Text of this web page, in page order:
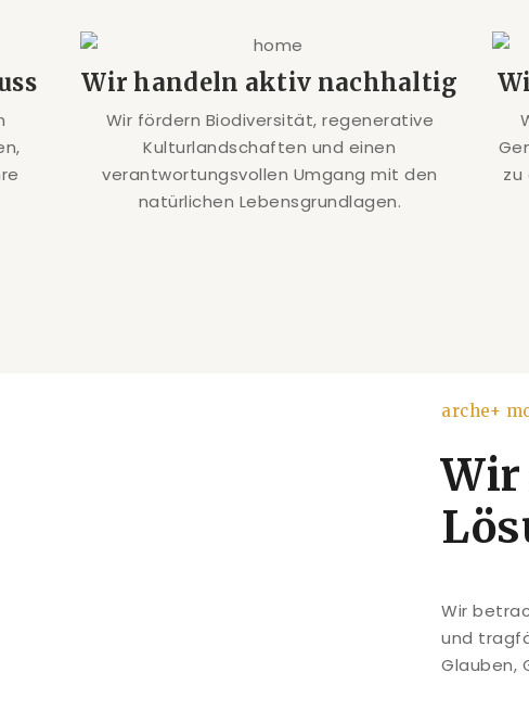
Wir handeln aktiv nachhaltig
Wir fördern Biodiversität, regenerative
Kulturlandschaften und einen
verantwortungsvollen Umgang mit den
natürlichen Lebensgrundlagen.
zu
arche+
Wir
Wir
und
Glauben,